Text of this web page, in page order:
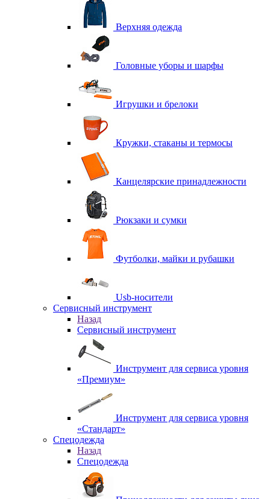
Верхняя одежда
Головные уборы и шарфы
Игрушки и брелоки
Кружки, стаканы и термосы
Канцелярские принадлежности
Рюкзаки и сумки
Футболки, майки и рубашки
Usb-носители
Сервисный инструмент
Назад
Сервисный инструмент
Инструмент для сервиса уровня
«Премиум»
Инструмент для сервиса уровня
«Стандарт»
Спецодежда
Назад
Спецодежда